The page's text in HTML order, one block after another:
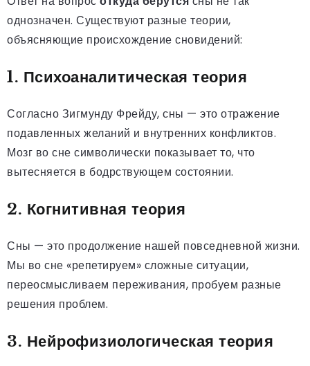
однозначен. Существуют разные теории,
объясняющие происхождение сновидений:
1. Психоаналитическая теория
Согласно Зигмунду Фрейду, сны — это отражение
подавленных желаний и внутренних конфликтов.
Мозг во сне символически показывает то, что
вытесняется в бодрствующем состоянии.
2. Когнитивная теория
Сны — это продолжение нашей повседневной жизни.
Мы во сне «репетируем» сложные ситуации,
переосмысливаем переживания, пробуем разные
решения проблем.
3. Нейрофизиологическая теория